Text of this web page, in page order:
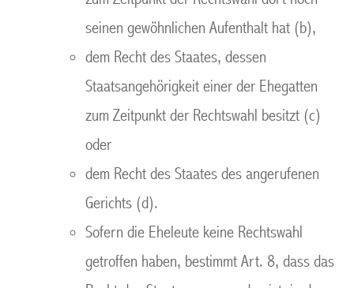
seinen gewöhnlichen Aufenthalt hat (b),
dem Recht des Staates, dessen
Staatsangehörigkeit einer der Ehegatten
zum Zeitpunkt der Rechtswahl besitzt (c)
oder
dem Recht des Staates des angerufenen
Gerichts (d).
Sofern die Eheleute keine Rechtswahl
getroffen haben, bestimmt Art. 8, dass das